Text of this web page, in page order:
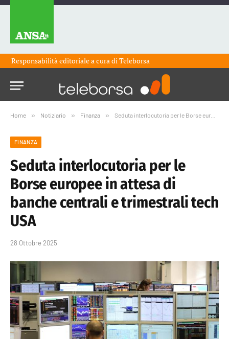
Responsabilità editoriale a cura diTeleborsa
Home » Notiziario » Finanza » Seduta interlocutoria per le Borse europee in attesa di banche centrali e trimestrali tech USA
FINANZA
Seduta interlocutoria per le
Borse europee in attesa di
banche centrali e trimestrali tech
USA
28 Ottobre 2025